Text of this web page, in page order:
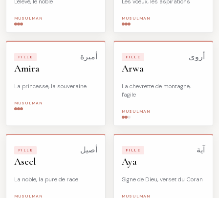
MUSULMAN MUSULMAN
FILLE أميرة
Amira
La princesse, la souveraine
MUSULMAN
FILLE أروى
Arwa
La chevrette de montagne,
l'agile
MUSULMAN
FILLE أصيل
Aseel
La noble, la pure de race
MUSULMAN
FILLE آية
Aya
Signe de Dieu, verset du Coran
MUSULMAN